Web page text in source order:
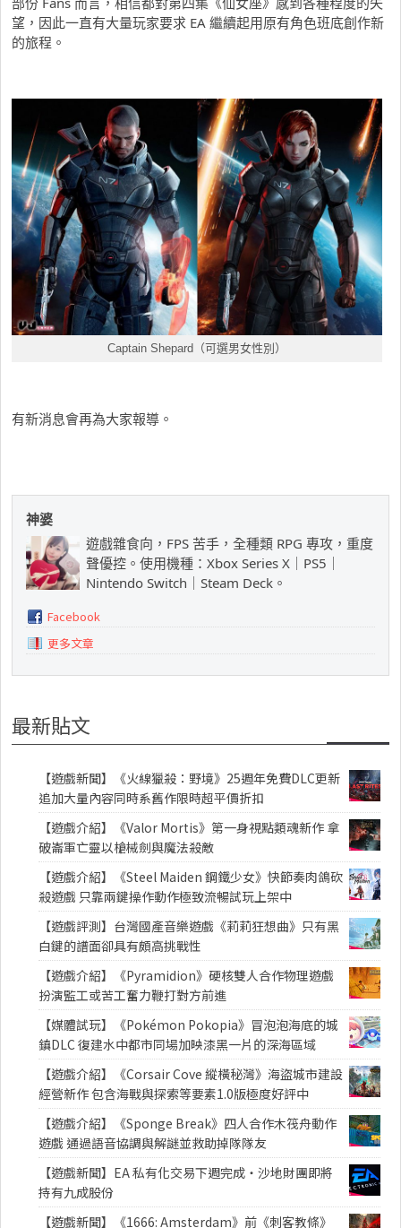
望，因此一直有大量玩家要求 EA 繼續起用原有角色班底創作新
的旅程。
Captain Shepard（可選男女性別）
有新消息會再為大家報導。
神婆
遊戲雜食向，FPS 苦手，全種類 RPG 專攻，重度
聲優控。使用機種：Xbox Series X｜PS5｜
Nintendo Switch｜Steam Deck。
Facebook
更多文章
最新貼文
【遊戲新聞】《火線獵殺：野境》25週年免費DLC更新
追加大量內容同時系舊作限時超平價折扣
【遊戲介紹】《Valor Mortis》第一身視點類魂新作 拿
破崙軍亡靈以槍械劍與魔法殺敵
【遊戲介紹】《Steel Maiden 鋼鐵少女》快節奏肉鴿砍
殺遊戲 只靠兩鍵操作動作極致流暢試玩上架中
【遊戲評測】台灣國產音樂遊戲《莉莉狂想曲》只有黑
白鍵的譜面卻具有頗高挑戰性
【遊戲介紹】《Pyramidion》硬核雙人合作物理遊戲
扮演監工或苦工奮力鞭打對方前進
【媒體試玩】《Pokémon Pokopia》冒泡泡海底的城
鎮DLC 復建水中都市同場加映漆黑一片的深海區域
【遊戲介紹】《Corsair Cove 縱橫秘灣》海盜城市建設
經營新作 包含海戰與探索等要素1.0版極度好評中
【遊戲介紹】《Sponge Break》四人合作木筏舟動作
遊戲 通過語音協調與解謎並救助掉隊隊友
【遊戲新聞】EA 私有化交易下週完成・沙地財團即將
持有九成股份
【遊戲新聞】《1666: Amsterdam》前《刺客教條》